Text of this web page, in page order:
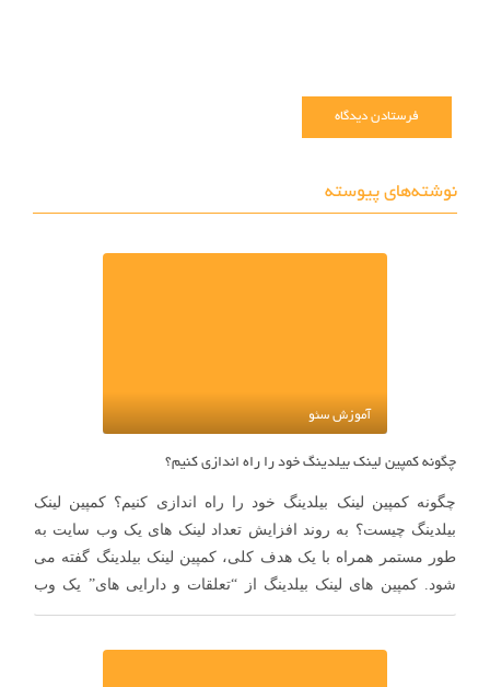
نوشته‌های پیوسته
آموزش سئو
چگونه کمپین لینک بیلدینگ خود را راه اندازی کنیم؟
چگونه کمپین لینک بیلدینگ خود را راه اندازی کنیم؟ کمپین لینک
بیلدینگ چیست؟ به روند افزایش تعداد لینک های یک وب سایت به
طور مستمر همراه با یک هدف کلی، کمپین لینک بیلدینگ گفته می
شود. کمپین های لینک بیلدینگ از “تعلقات و دارایی های” یک وب
سایت برای ساخت لینک …